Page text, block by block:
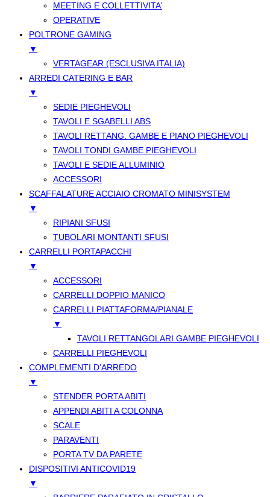
MEETING E COLLETTIVITA’
OPERATIVE
POLTRONE GAMING
▼
VERTAGEAR (ESCLUSIVA ITALIA)
ARREDI CATERING E BAR
▼
SEDIE PIEGHEVOLI
TAVOLI E SGABELLI ABS
TAVOLI RETTANG. GAMBE E PIANO PIEGHEVOLI
TAVOLI TONDI GAMBE PIEGHEVOLI
TAVOLI E SEDIE ALLUMINIO
ACCESSORI
SCAFFALATURE ACCIAIO CROMATO MINISYSTEM
▼
RIPIANI SFUSI
TUBOLARI MONTANTI SFUSI
CARRELLI PORTAPACCHI
▼
ACCESSORI
CARRELLI DOPPIO MANICO
CARRELLI PIATTAFORMA/PIANALE
▼
TAVOLI RETTANGOLARI GAMBE PIEGHEVOLI
CARRELLI PIEGHEVOLI
COMPLEMENTI D’ARREDO
▼
STENDER PORTA ABITI
APPENDI ABITI A COLONNA
SCALE
PARAVENTI
PORTA TV DA PARETE
DISPOSITIVI ANTICOVID19
▼